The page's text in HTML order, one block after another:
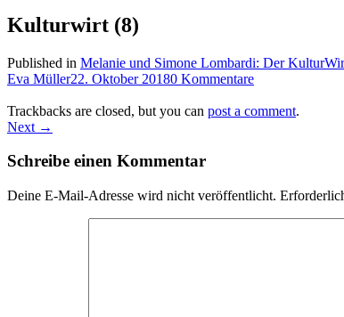
Kulturwirt (8)
Published in Melanie und Simone Lombardi: Der
Eva Müller22. Oktober 20180 Kommentare
Trackbacks are closed, but you can post a comment.
Next →
Schreibe einen Kommentar
Deine E-Mail-Adresse wird nicht veröffentlicht.